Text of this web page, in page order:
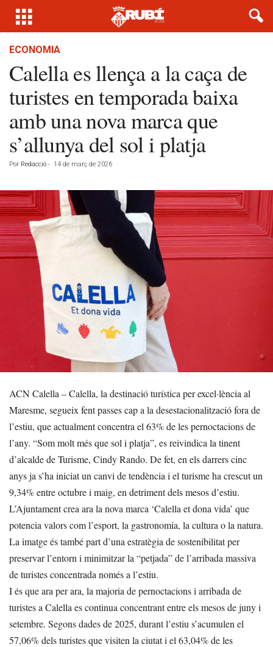
ECONOMIA
Calella es llença a la caça de
turistes en temporada baixa
amb una nova marca que
s’allunya del sol i platja
Por Redacció - 14 de març de 2026
ACN Calella – Calella, la destinació turística per excel·lència al
Maresme, segueix fent passes cap a la desestacionalització fora de
l’estiu, que actualment concentra el 63% de les pernoctacions de
l’any. “Som molt més que sol i platja”, es reivindica la tinent
d’alcalde de Turisme, Cindy Rando. De fet, en els darrers cinc
anys ja s’ha iniciat un canvi de tendència i el turisme ha crescut un
9,34% entre octubre i maig, en detriment dels mesos d’estiu.
L’Ajuntament crea ara la nova marca ‘Calella et dona vida’ que
potencia valors com l’esport, la gastronomia, la cultura o la natura.
La imatge és també part d’una estratègia de sostenibilitat per
preservar l’entorn i minimitzar la “petjada” de l’arribada massiva
de turistes concentrada només a l’estiu.
I és que ara per ara, la majoria de pernoctacions i arribada de
turistes a Calella es continua concentrant entre els mesos de juny i
setembre. Segons dades de 2025, durant l’estiu s’acumulen el
57,06% dels turistes que visiten la ciutat i el 63,04% de les